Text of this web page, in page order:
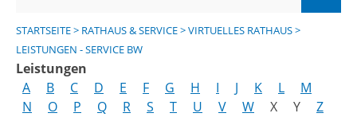
STARTSEITE> RATHAUS & SERVICE>VIRTUELLES RATHAUS>
LEISTUNGEN - SERVICE BW
Leistungen
A
B C D E F G H I J K L
M
N
O P Q R S T U V W X Y Z